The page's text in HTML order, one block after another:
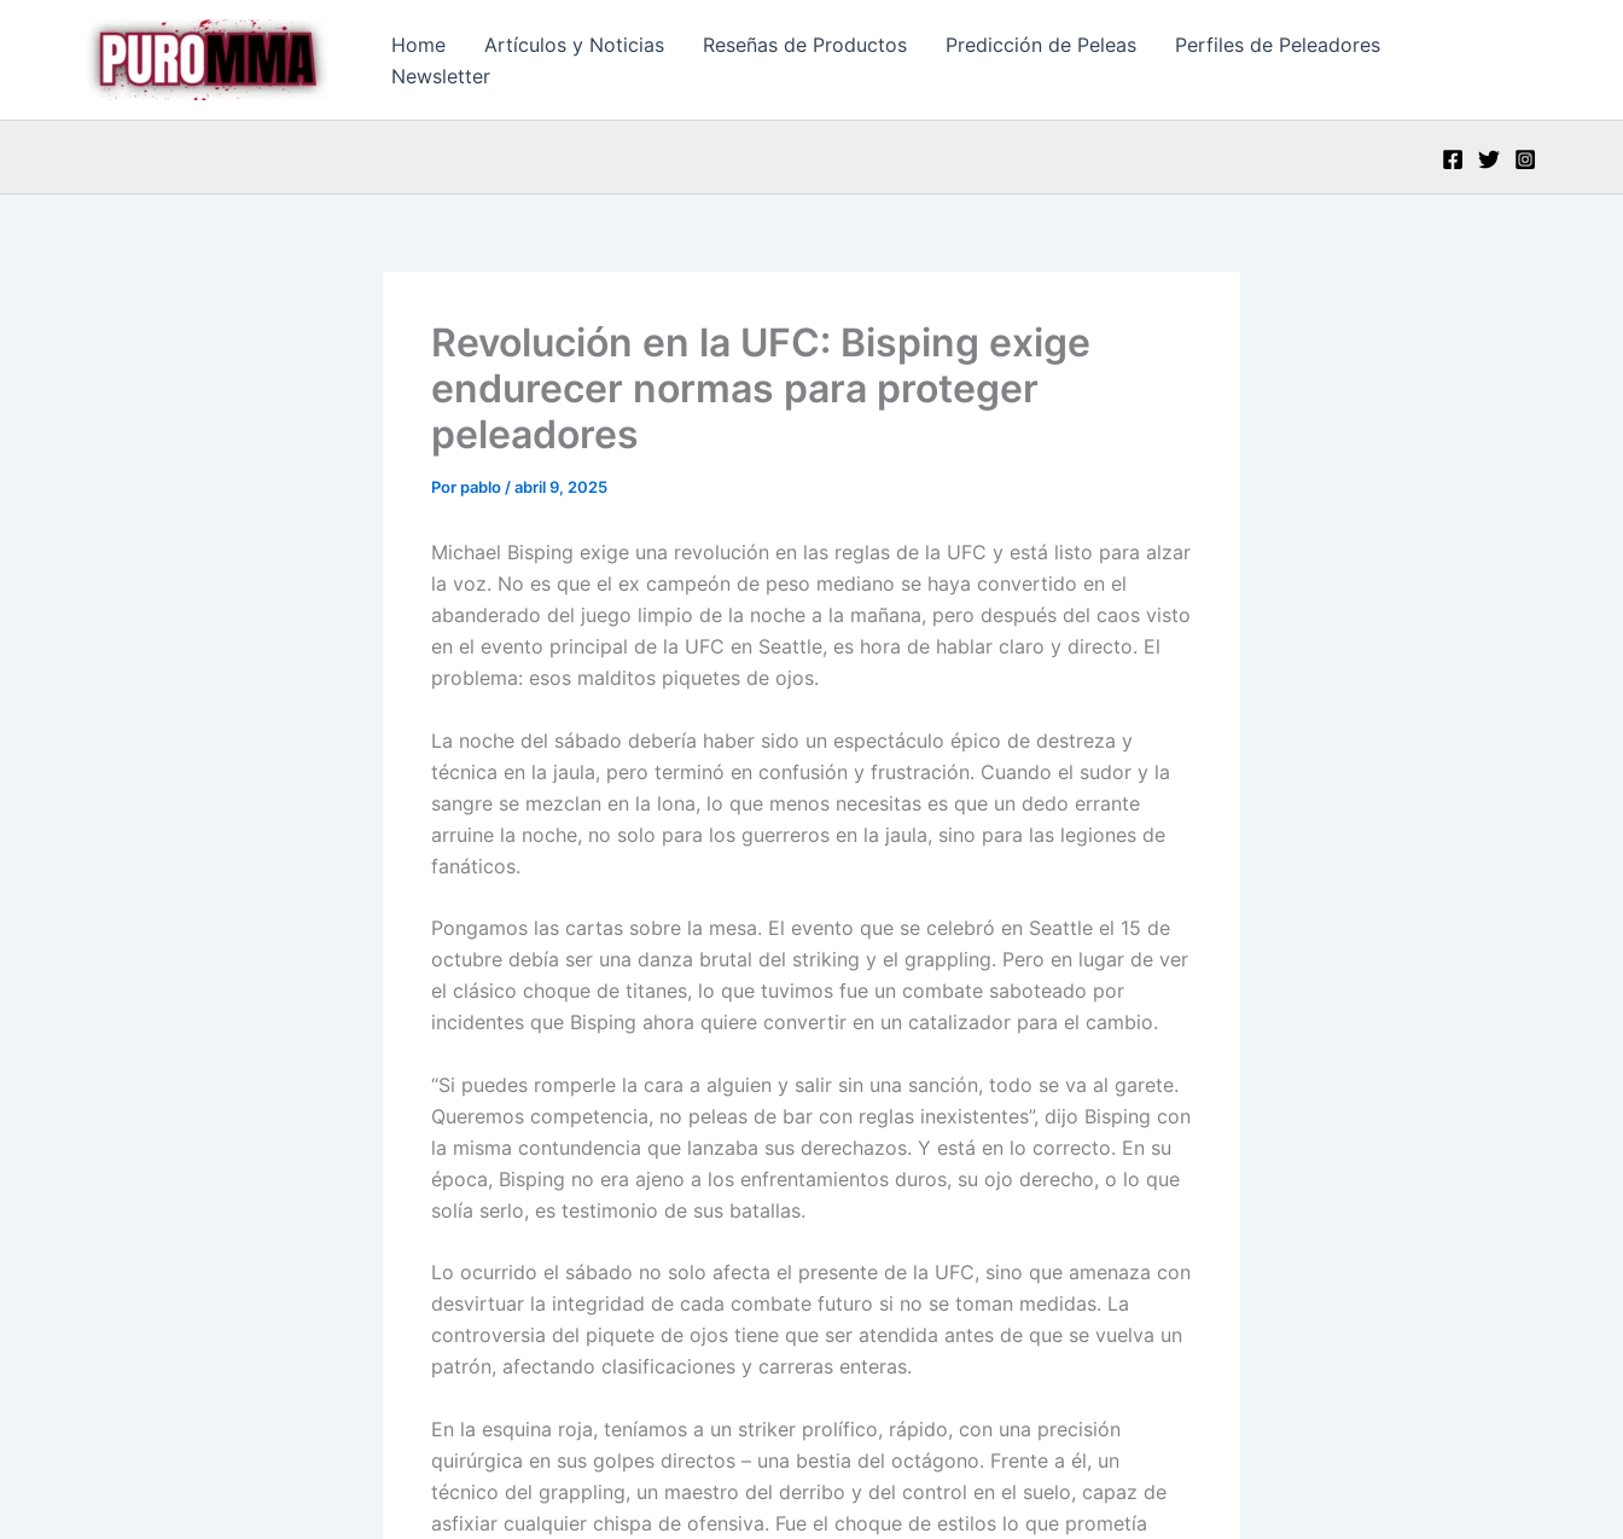
Home Artículos y Noticias Reseñas de Productos Predicción de Peleas
Perfiles de Peleadores
Newsletter
Revolución en la UFC: Bisping exige
endurecer normas para proteger
peleadores
Porpablo /abril 9, 2025
Michael Bisping exige una revolución en las reglas de la UFC y está listo para alzar
la voz. No es que el ex campeón de peso mediano se haya convertido en el
abanderado del juego limpio de la noche a la mañana, pero después del caos visto
en el evento principal de la UFC en Seattle, es hora de hablar claro y directo. El
problema: esos malditos piquetes de ojos.
La noche del sábado debería haber sido un espectáculo épico de destreza y
técnica en la jaula, pero terminó en confusión y frustración. Cuando el sudor y la
sangre se mezclan en la lona, lo que menos necesitas es que un dedo errante
arruine la noche, no solo para los guerreros en la jaula, sino para las legiones de
fanáticos.
Pongamos las cartas sobre la mesa. El evento que se celebró en Seattle el 15 de
octubre debía ser una danza brutal del striking y el grappling. Pero en lugar de ver
el clásico choque de titanes, lo que tuvimos fue un combate saboteado por
incidentes que Bisping ahora quiere convertir en un catalizador para el cambio.
“Si puedes romperle la cara a alguien y salir sin una sanción, todo se va al garete.
Queremos competencia, no peleas de bar con reglas inexistentes”, dijo Bisping con
la misma contundencia que lanzaba sus derechazos. Y está en lo correcto. En su
época, Bisping no era ajeno a los enfrentamientos duros, su ojo derecho, o lo que
solía serlo, es testimonio de sus batallas.
Lo ocurrido el sábado no solo afecta el presente de la UFC, sino que amenaza con
desvirtuar la integridad de cada combate futuro si no se toman medidas. La
controversia del piquete de ojos tiene que ser atendida antes de que se vuelva un
patrón, afectando clasificaciones y carreras enteras.
En la esquina roja, teníamos a un striker prolífico, rápido, con una precisión
quirúrgica en sus golpes directos – una bestia del octágono. Frente a él, un
técnico del grappling, un maestro del derribo y del control en el suelo, capaz de
asfixiar cualquier chispa de ofensiva. Fue el choque de estilos lo que prometía